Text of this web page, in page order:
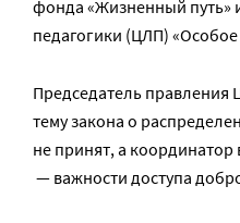
фонда «Жизненный путь»
педагогики (ЦЛП) «Особое
Председатель правления
тему закона о
не принят, а координатор
— важности доступа